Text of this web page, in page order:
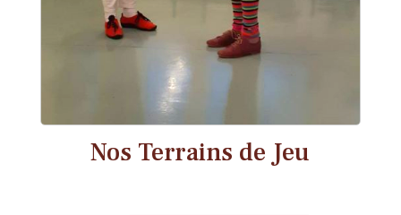
Nos Terrains de Jeu